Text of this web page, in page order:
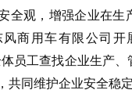
全观，增强企业在生
商用车有限公司开
员工查找企业生产、
共同维护企业安全稳定